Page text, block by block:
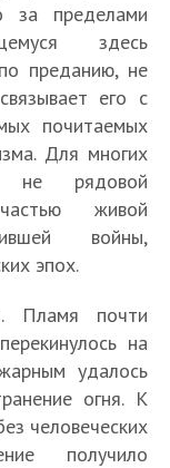
за пределами
здесь
преданию, не
его с
почитаемых
Для многих
рядовой
живой
войны,
эпох.
Пламя почти
на
удалось
огня. К
человеческих
получило